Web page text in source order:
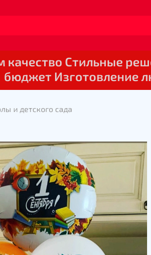
качество Стильные
бюджет Изготовление
и детского сада